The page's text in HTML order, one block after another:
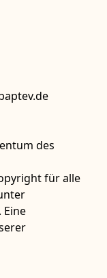
des
für alle
Eine